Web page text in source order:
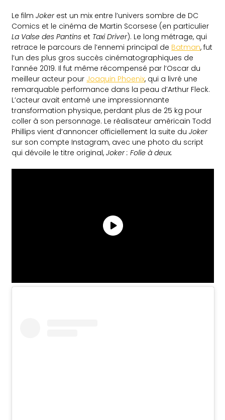
Le film Jokerest un mix entre l’univers sombre de DC
Comics et le cinéma de Martin Scorsese (en particulier
La Valse des Pantins et Taxi Driver). Le long métrage, qui
retrace le parcours de l’ennemi principal de Batman, fut
l’un des plus gros succès cinématographiques de
l’année 2019. Il fut même récompensé par l’Oscar du
meilleur acteur pour Joaquin Phoenix, qui a livré une
remarquable performance dans la peau d’Arthur Fleck.
L’acteur avait entamé une impressionnante
transformation physique, perdant plus de 25 kg pour
coller à son personnage. Le réalisateur américain Todd
Phillips vient d’annoncer officiellement la suite duJoker
sur son compte Instagram, avec une photo du script
qui dévoile le titre original,Joker : Folie à deux.